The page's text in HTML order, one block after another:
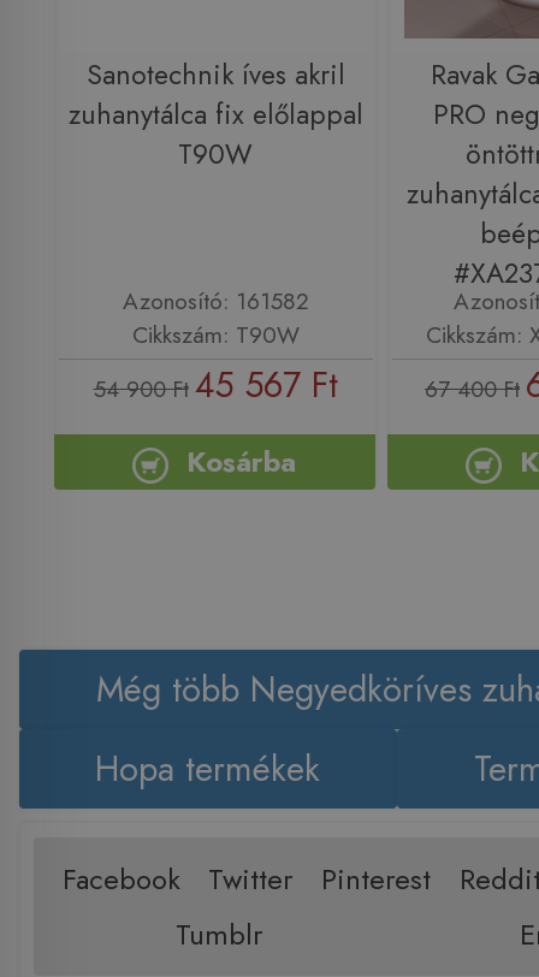
Sanotechnik íves akril
zuhanytálca fix előlappal
T90W
Azonosító: 161582
Cikkszám: T90W
54 900 Ft 45 567 Ft
Kosárba
Ravak
PRO
Cikkszám:
67 400 Ft
Még több Negyedköríves
Hopa termékek
Facebook Twitter Pinterest
Tumblr